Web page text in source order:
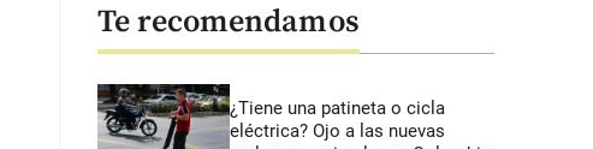
Te recomendamos
¿Tiene una patineta o cicla
eléctrica? Ojo a las nuevas